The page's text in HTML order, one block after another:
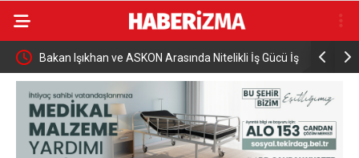
Bakan Işıkhan ve ASKON Arasında Nitelikli İş Gücü İş
Birliği
Yeni
Dönmez